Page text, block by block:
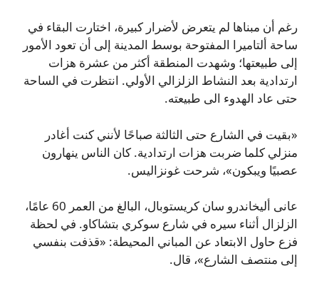
رغم أن مبناها لم يتعرض لأضرار كبيرة، اختارت البقاء في
ساحة ألتاميرا المفتوحة بوسط المدينة إلى أن تعود الأمور
إلى طبيعتها؛ وشهدت المنطقة أكثر من عشرة هزات
ارتدادية بعد النشاط الزلزالي الأولي. انتظرت في الساحة
حتى عاد الهدوء الى طبيعته.
«بقيت في الشارع حتى الثالثة صباحًا لأنني كنت أغادر
منزلي كلما ضربت هزات ارتدادية. كان الناس ينهارون
عصبيًا ويبكون»، شرحت غونزاليس.
عانى أليخاندرو سان كريستوبال، البالغ من العمر 60 عامًا،
الزلزال أثناء سيره في شارع سوكري بتشاكاو. في لحظة
فزع حاول الابتعاد عن المباني المحيطة: «قذفت بنفسي
إلى منتصف الشارع»، قال.